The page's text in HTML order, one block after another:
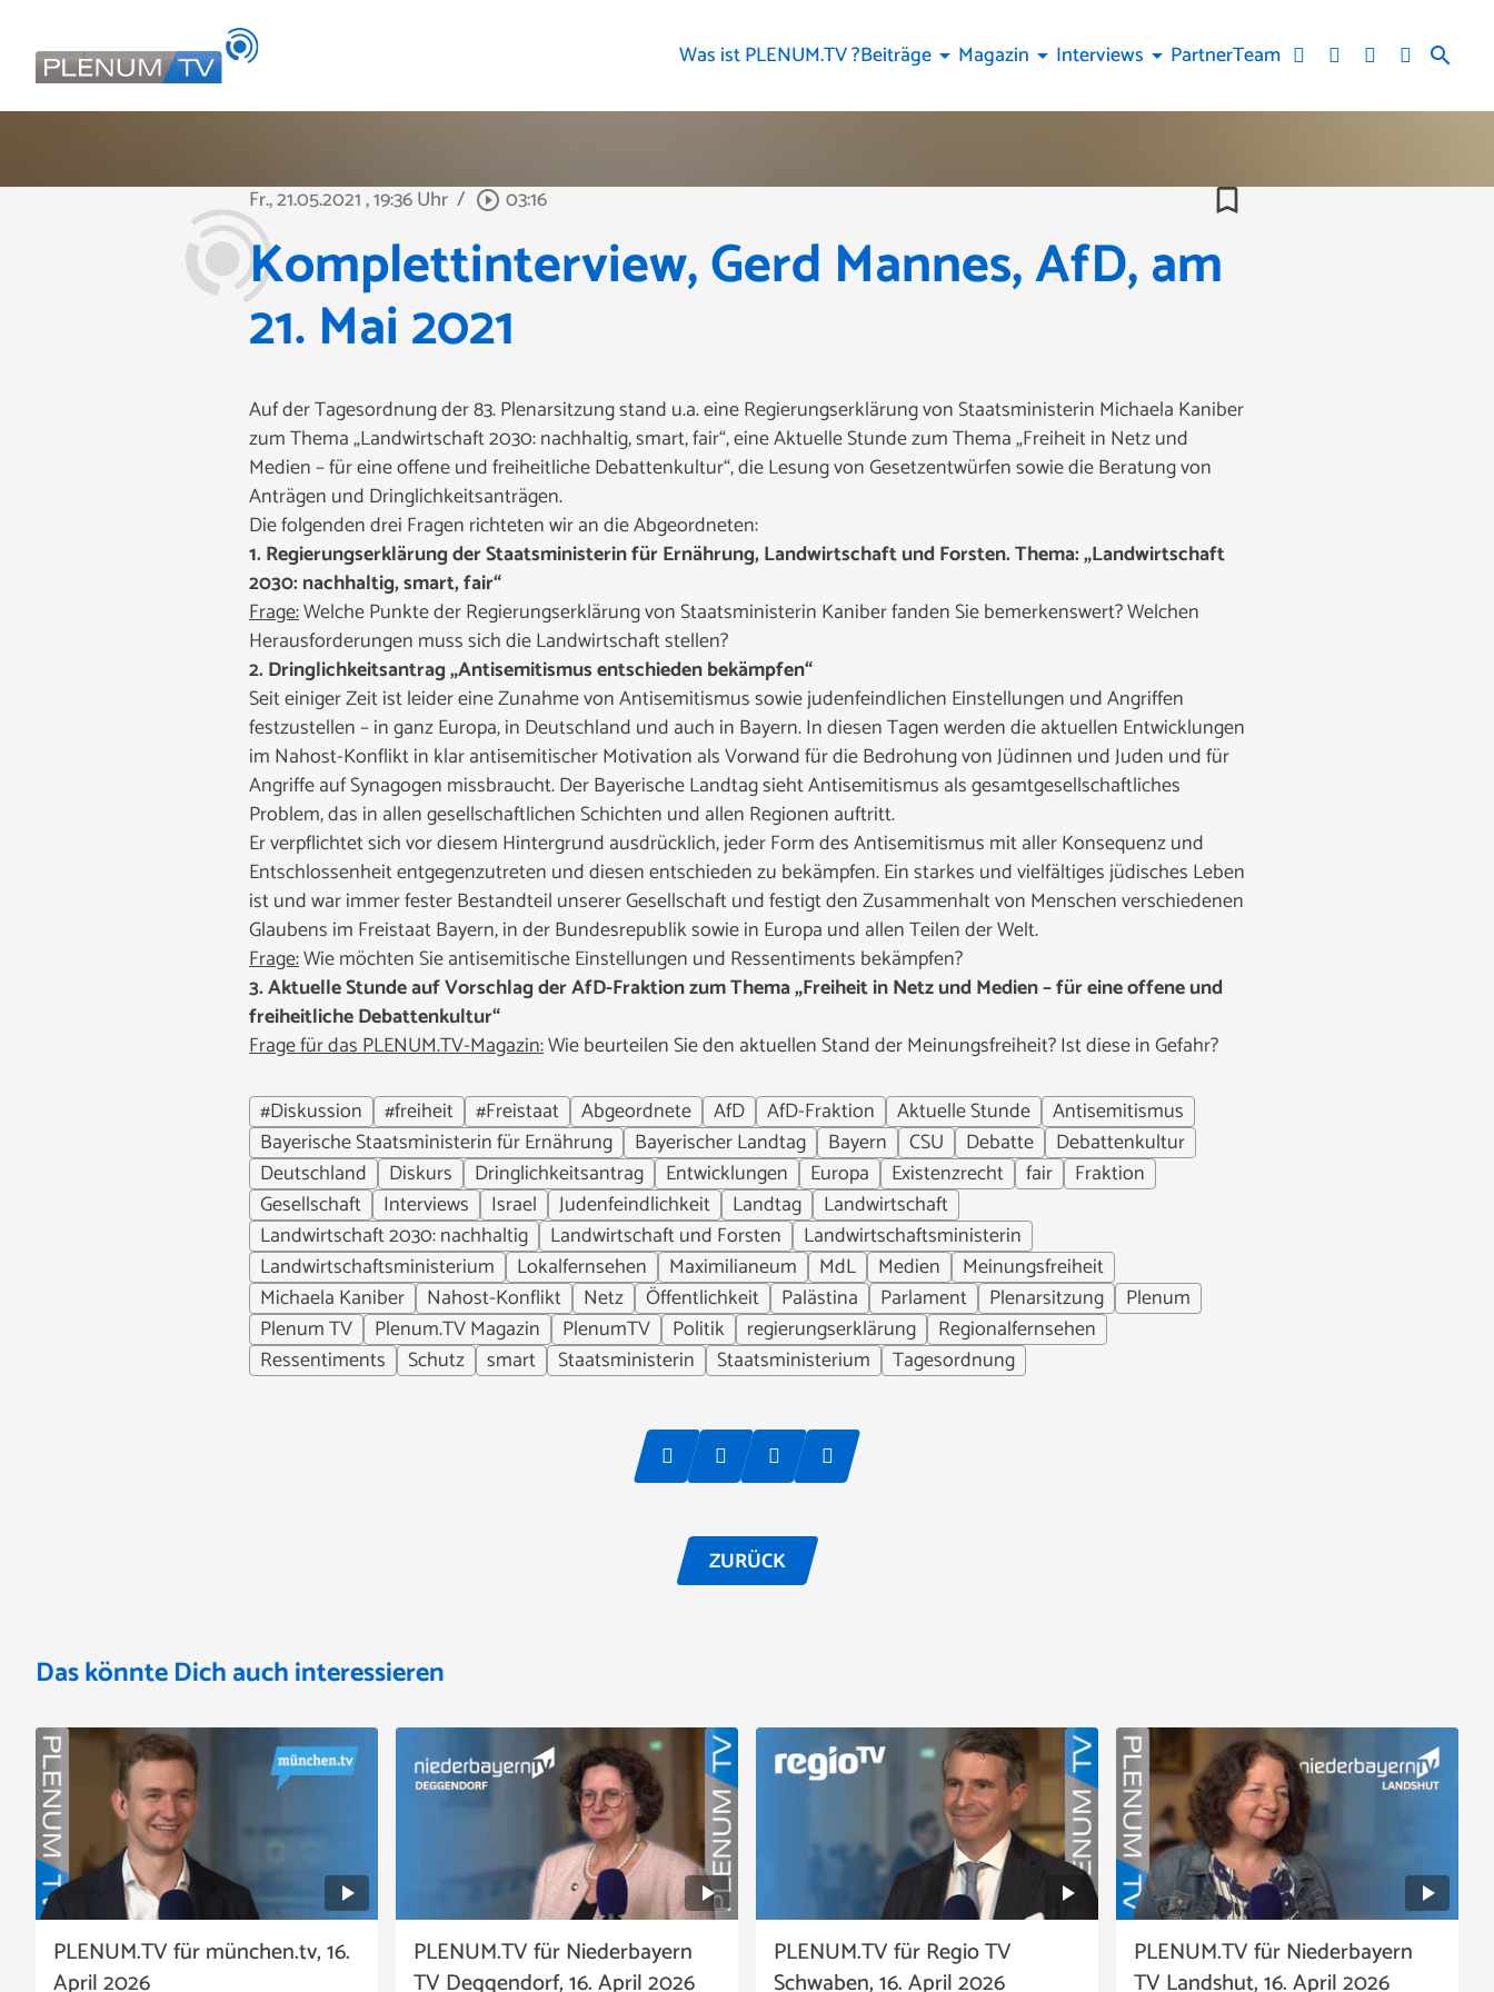
search
Was ist PLENUM.TV ?Beiträge arrow_drop_down Magazin arrow_drop_down Interviews arrow_drop_down PartnerTeam
Fr., 21.05.2021, 19:36 Uhr / play_circle_outline 03:16 bookmark_border
Komplettinterview, Gerd Mannes, AfD, am
21. Mai 2021
Auf der Tagesordnung der 83. Plenarsitzung stand u.a. eine Regierungserklärung von Staatsministerin Michaela Kaniber
zum Thema „Landwirtschaft 2030: nachhaltig, smart, fair“, eine Aktuelle Stunde zum Thema „Freiheit in Netz und
Medien – für eine offene und freiheitliche Debattenkultur“, die Lesung von Gesetzentwürfen sowie die Beratung von
Anträgen und Dringlichkeitsanträgen.
Die folgenden drei Fragen richteten wir an die Abgeordneten:
1. Regierungserklärung der Staatsministerin für Ernährung, Landwirtschaft und Forsten. Thema: „Landwirtschaft
2030: nachhaltig, smart, fair“
Frage:Welche Punkte der Regierungserklärung von Staatsministerin Kaniber fanden Sie bemerkenswert? Welchen
Herausforderungen muss sich die Landwirtschaft stellen?
2. Dringlichkeitsantrag „Antisemitismus entschieden bekämpfen“
Seit einiger Zeit ist leider eine Zunahme von Antisemitismus sowie judenfeindlichen Einstellungen und Angriffen
festzustellen – in ganz Europa, in Deutschland und auch in Bayern. In diesen Tagen werden die aktuellen Entwicklungen
im Nahost-Konflikt in klar antisemitischer Motivation als Vorwand für die Bedrohung von Jüdinnen und Juden und für
Angriffe auf Synagogen missbraucht. Der Bayerische Landtag sieht Antisemitismus als gesamtgesellschaftliches
Problem, das in allen gesellschaftlichen Schichten und allen Regionen auftritt.
Er verpflichtet sich vor diesem Hintergrund ausdrücklich, jeder Form des Antisemitismus mit aller Konsequenz und
Entschlossenheit entgegenzutreten und diesen entschieden zu bekämpfen. Ein starkes und vielfältiges jüdisches Leben
ist und war immer fester Bestandteil unserer Gesellschaft und festigt den Zusammenhalt von Menschen verschiedenen
Glaubens im Freistaat Bayern, in der Bundesrepublik sowie in Europa und allen Teilen der Welt.
Frage:Wie möchten Sie antisemitische Einstellungen und Ressentiments bekämpfen?
3. Aktuelle Stunde auf Vorschlag der AfD-Fraktion zum Thema „Freiheit in Netz und Medien – für eine offene und
freiheitliche Debattenkultur“
Frage für das PLENUM.TV-Magazin:Wie beurteilen Sie den aktuellen Stand der Meinungsfreiheit? Ist diese in Gefahr?
#Diskussion
#freiheit #Freistaat Abgeordnete AfD AfD-Fraktion Aktuelle Stunde
Antisemitismus
Bayerische Staatsministerin für Ernährung
Bayerischer Landtag Bayern CSU Debatte
Debattenkultur
Deutschland
Diskurs Dringlichkeitsantrag Entwicklungen Europa Existenzrecht fair
Fraktion
Gesellschaft
Interviews Israel Judenfeindlichkeit Landtag
Landwirtschaft
Landwirtschaft 2030: nachhaltig
Landwirtschaft und Forsten
Landwirtschaftsministerin
Landwirtschaftsministerium
Lokalfernsehen Maximilianeum MdL Medien
Meinungsfreiheit
Michaela Kaniber
Nahost-Konflikt Netz Öffentlichkeit Palästina Parlament Plenarsitzung
Plenum
Plenum TV
Plenum.TV Magazin PlenumTV Politik regierungserklärung
Regionalfernsehen
Ressentiments
Schutz smart Staatsministerin Staatsministerium Tagesordnung
ZURÜCK
Das könnte Dich auch interessieren
PLENUM.TV für münchen.tv, 16.
April 2026
PLENUM.TV für Niederbayern
TV Deggendorf, 16. April 2026
PLENUM.TV für Regio TV
Schwaben, 16. April 2026
PLENUM.TV für Niederbayern
TV Landshut, 16. April 2026